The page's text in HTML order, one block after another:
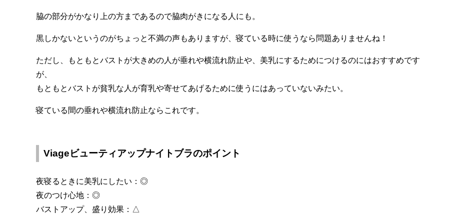
脇の部分がかなり上の方まであるので脇肉がきになる人にも。
黒しかないというのがちょっと不満の声もありますが、寝ている時に使うなら問題ありませんね！
ただし、もともとバストが大きめの人が垂れや横流れ防止や、美乳にするためにつけるのにはおすすめです
が、
もともとバストが貧乳な人が育乳や寄せてあげるために使うにはあっていないみたい。
寝ている間の垂れや横流れ防止ならこれです。
Viageビューティアップナイトブラのポイント
夜寝るときに美乳にしたい：◎
夜のつけ心地：◎
バストアップ、盛り効果：△